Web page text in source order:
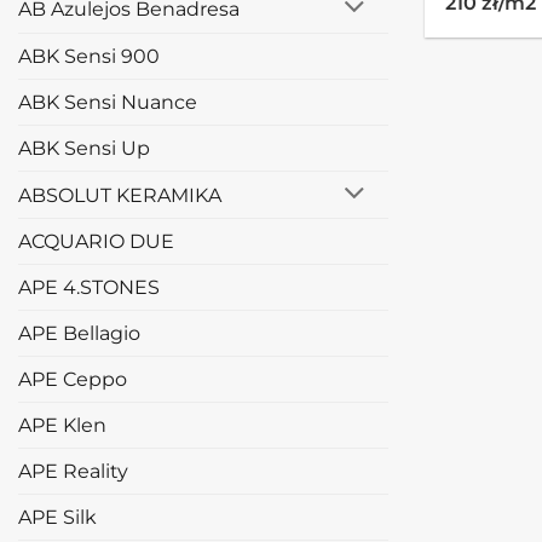
AB Azulejos Benadresa
ABK Sensi 900
ABK Sensi Nuance
ABK Sensi Up
ABSOLUT KERAMIKA
ACQUARIO DUE
APE 4.STONES
APE Bellagio
APE Ceppo
APE Klen
APE Reality
APE Silk